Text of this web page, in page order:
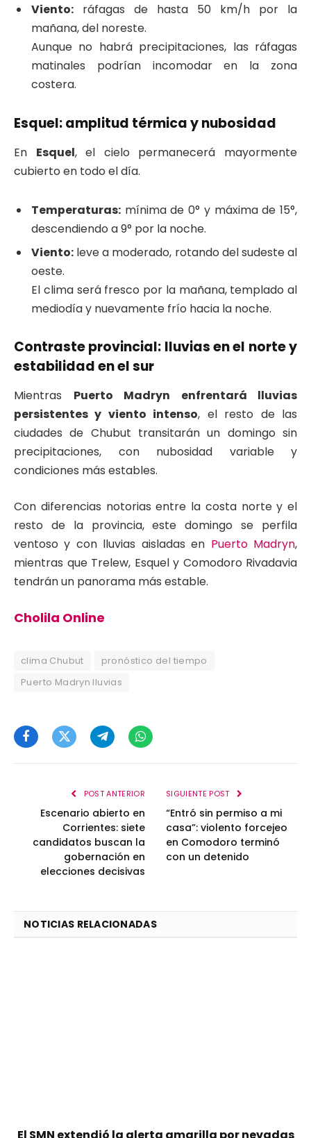
Viento: ráfagas de hasta 50 km/h por la
mañana, del noreste.
Aunque no habrá precipitaciones, las ráfagas
matinales podrían incomodar en la zona
costera.
Esquel: amplitud térmica y nubosidad
En Esquel, el cielo permanecerá mayormente
cubierto en todo el día.
Temperaturas: mínima de 0° y máxima de 15°,
descendiendo a 9° por la noche.
Viento: leve a moderado, rotando del sudeste al
oeste.
El clima será fresco por la mañana, templado al
mediodía y nuevamente frío hacia la noche.
Contraste provincial: lluvias en el norte y
estabilidad en el sur
Mientras Puerto Madryn enfrentará lluvias
persistentes y viento intenso, el resto de las
ciudades de Chubut transitarán un domingo sin
precipitaciones, con nubosidad variable y
condiciones más estables.
Con diferencias notorias entre la costa norte y el
resto de la provincia, este domingo se perfila
ventoso y con lluvias aisladas en Puerto Madryn,
mientras que Trelew, Esquel y Comodoro Rivadavia
tendrán un panorama más estable.
Cholila Online
clima Chubut
pronóstico del tiempo
Puerto Madryn lluvias
FacebookTwitterTelegramWhatsApp
POST ANTERIOR
Escenario abierto en
Corrientes: siete
candidatos buscan la
gobernación en
elecciones decisivas
SIGUIENTE POST
“Entró sin permiso a mi
casa”: violento forcejeo
en Comodoro terminó
con un detenido
NOTICIAS RELACIONADAS